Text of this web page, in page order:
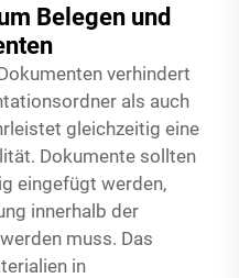
Belegen und
verhindert
als auch
gleichzeitig eine
Dokumente sollten
eingefügt werden,
innerhalb der
muss. Das
in